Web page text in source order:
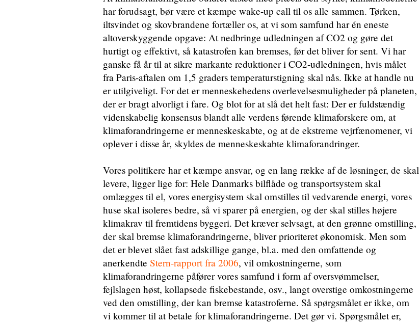
har forudsagt, bør være et kæmpe wake-up call til os alle sammen. Tørken,
iltsvindet og skovbrandene fortæller os, at vi som samfund har én eneste
altoverskyggende opgave: At nedbringe udledningen af CO2 og gøre det
hurtigt og effektivt, så katastrofen kan bremses, før det bliver for sent. Vi har
ganske få år til at sikre markante reduktioner i CO2-udledningen, hvis målet
fra Paris-aftalen om 1,5 graders temperaturstigning skal nås. Ikke at handle nu
er utilgiveligt. For det er menneskehedens overlevelsesmuligheder på planeten,
der er bragt alvorligt i fare. Og blot for at slå det helt fast: Der er fuldstændig
videnskabelig konsensus blandt alle verdens førende klimaforskere om, at
klimaforandringerne er menneskeskabte, og at de ekstreme vejrfænomener, vi
oplever i disse år, skyldes de menneskeskabte klimaforandringer.
Vores politikere har et kæmpe ansvar, og en lang række af de løsninger, de skal
levere, ligger lige for: Hele Danmarks bilflåde og transportsystem skal
omlægges til el, vores energisystem skal omstilles til vedvarende energi, vores
huse skal isoleres bedre, så vi sparer på energien, og der skal stilles højere
klimakrav til fremtidens byggeri. Det kræver selvsagt, at den grønne omstilling,
der skal bremse klimaforandringerne, bliver prioriteret økonomisk. Men som
det er blevet slået fast adskillige gange, bl.a. med den omfattende og
anerkendte Stern-rapport fra 2006, vil omkostningerne, som
klimaforandringerne påfører vores samfund i form af oversvømmelser,
fejlslagen høst, kollapsede fiskebestande, osv., langt overstige omkostningerne
ved den omstilling, der kan bremse katastroferne. Så spørgsmålet er ikke, om
vi kommer til at betale for klimaforandringerne. Det gør vi. Spørgsmålet er,